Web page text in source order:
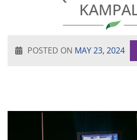
POSTED ON MAY 23, 2024